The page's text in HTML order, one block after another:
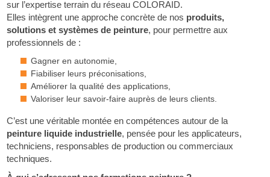
sur l’expertise terrain du réseau COLORAID.
Elles intègrent une approche concrète de nos produits,
solutions et systèmes de peinture, pour permettre aux
professionnels de :
Gagner en autonomie,
Fiabiliser leurs préconisations,
Améliorer la qualité des applications,
Valoriser leur savoir-faire auprès de leurs clients.
C’est une véritable montée en compétences autour de la
peinture liquide industrielle, pensée pour les applicateurs,
techniciens, responsables de production ou commerciaux
techniques.